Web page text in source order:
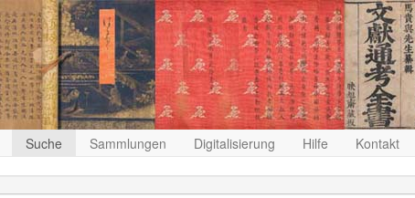
Suche Sammlungen Digitalisierung Hilfe Kontakt